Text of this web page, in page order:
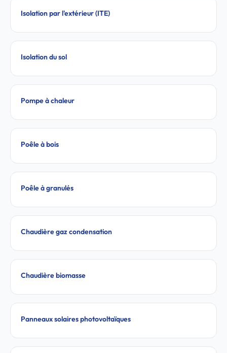
Isolation par l'extérieur (ITE)
Isolation du sol
Pompe à chaleur
Poêle à bois
Poêle à granulés
Chaudière gaz condensation
Chaudière biomasse
Panneaux solaires photovoltaïques